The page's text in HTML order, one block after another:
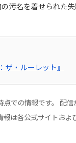
汚名を着せられた
ザ・ルーレット』
での情報です。 配
報は各公式サイトおよ